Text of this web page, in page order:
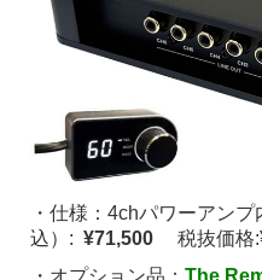
・仕様：4chパワーアン
込）: ¥71,500
税抜価格
・オプション品： The